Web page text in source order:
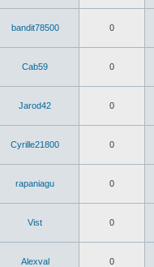
bandit78500 0
Cab59 0
Jarod42 0
Cyrille21800 0
rapaniagu 0
Vist 0
Alexval 0